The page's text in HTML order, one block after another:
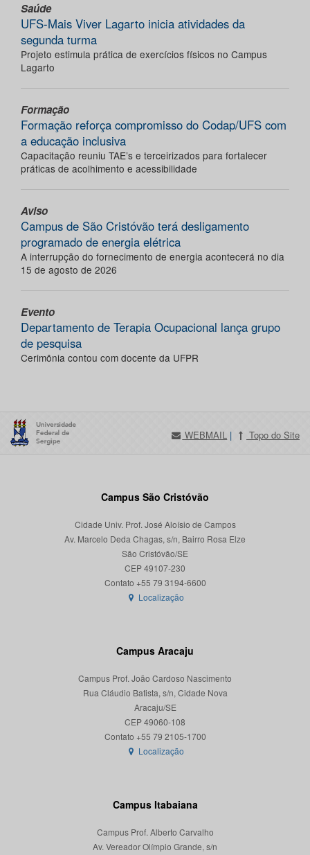
Saúde
UFS-Mais Viver Lagarto inicia atividades da
segunda turma
Projeto estimula prática de exercícios físicos no Campus
Lagarto
Formação
Formação reforça compromisso do Codap/UFS com
a educação inclusiva
Capacitação reuniu TAE’s e terceirizados para fortalecer
práticas de acolhimento e acessibilidade
Aviso
Campus de São Cristóvão terá desligamento
programado de energia elétrica
A interrupção do fornecimento de energia acontecerá no dia
15 de agosto de 2026
Evento
Departamento de Terapia Ocupacional lança grupo
de pesquisa
Cerimônia contou com docente da UFPR
WEBMAIL | Topo do Site
Campus São Cristóvão
Cidade Univ. Prof. José Aloísio de Campos
Av. Marcelo Deda Chagas, s/n, Bairro Rosa Elze
São Cristóvão/SE
CEP 49107-230
Localização
Campus Aracaju
Campus Prof. João Cardoso Nascimento
Rua Cláudio Batista, s/n, Cidade Nova
Aracaju/SE
CEP 49060-108
Localização
Campus Itabaiana
Campus Prof. Alberto Carvalho
Av. Vereador Olímpio Grande, s/n